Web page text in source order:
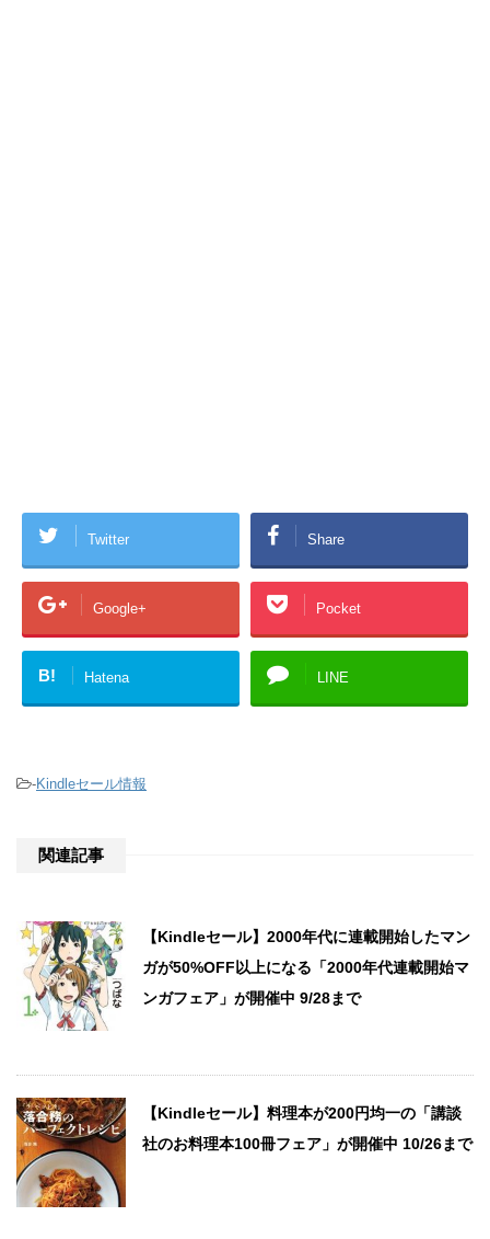
Twitter Share
Google+ Pocket
B! Hatena LINE
-Kindleセール情報
関連記事
【Kindleセール】2000年代に連載開始したマン
ガが50%OFF以上になる「2000年代連載開始マ
ンガフェア」が開催中 9/28まで
【Kindleセール】料理本が200円均一の「講談
社のお料理本100冊フェア」が開催中 10/26まで